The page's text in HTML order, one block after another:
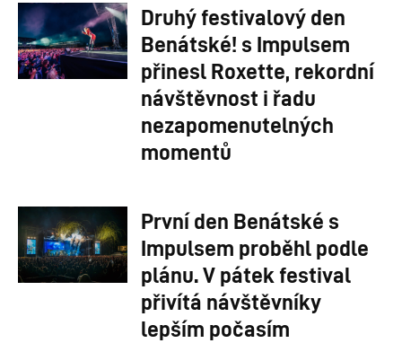
Druhý festivalový den
Benátské! s Impulsem
přinesl Roxette, rekordní
návštěvnost i řadu
nezapomenutelných
momentů
První den Benátské s
Impulsem proběhl podle
plánu. V pátek festival
přivítá návštěvníky
lepším počasím